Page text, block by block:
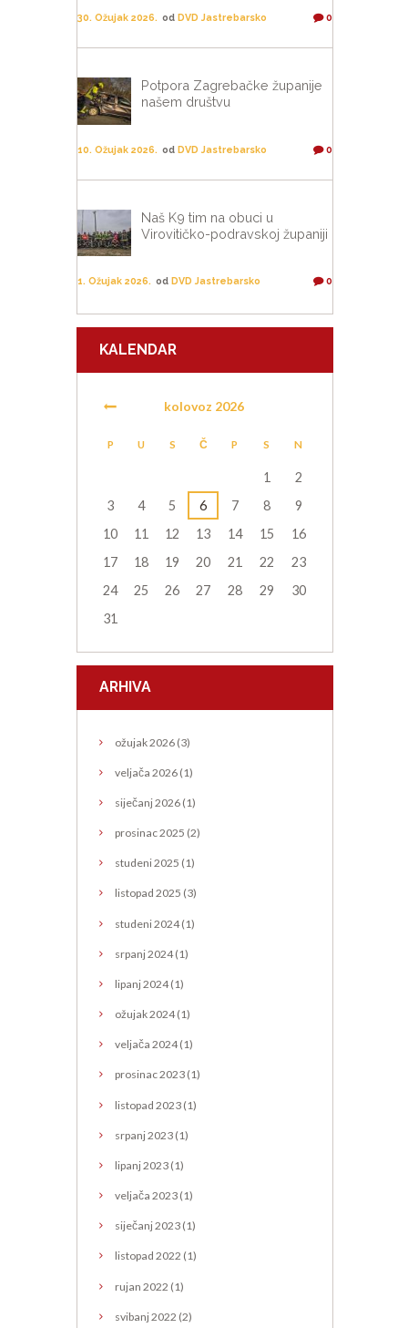
30. Ožujak 2026. odDVD Jastrebarsko 0
Potpora Zagrebačke županije
našem društvu
10. Ožujak 2026. odDVD Jastrebarsko 0
Naš K9 tim na obuci u
Virovitičko-podravskoj županiji
1. Ožujak 2026. od DVD Jastrebarsko 0
KALENDAR
kolovoz 2026
P U S Č P S N
1
2
3
4 5 6 7 8
9
10
11 12 13 14 15
16
17
18 19 20 21 22
23
24
25 26 27 28 29
30
31
ARHIVA
ožujak2026(3)
veljača 2026(1)
siječanj2026(1)
prosinac2025 (2)
studeni2025 (1)
listopad 2025 (3)
studeni2024(1)
srpanj2024(1)
lipanj2024(1)
ožujak2024(1)
veljača 2024(1)
prosinac2023(1)
listopad 2023(1)
srpanj2023(1)
lipanj2023(1)
veljača 2023(1)
siječanj2023(1)
listopad 2022 (1)
rujan 2022 (1)
svibanj2022 (2)